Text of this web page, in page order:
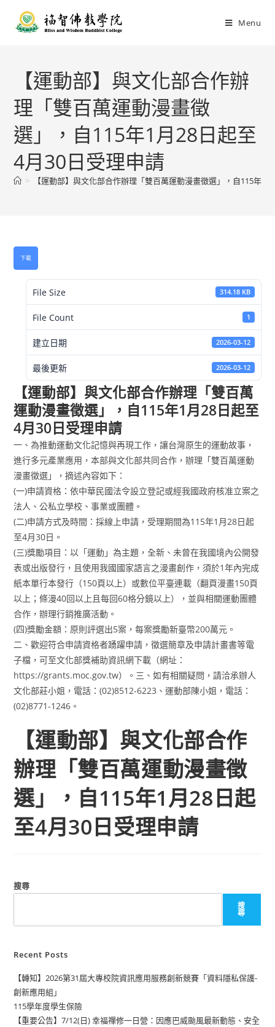
Menu
【運動部】與文化部合作辦
理「雙百萬運動漫畫徵
選」，自115年1月28日起至
4月30日受理申請
> 【運動部】與文化部合作辦理「雙百萬運動漫畫徵選」，自115年1
下載
File Size 314.18 KB
File Count 1
建立日期 2026-03-12
最後更新 2026-03-12
【運動部】與文化部合作辦理「雙百萬
運動漫畫徵選」，自115年1月28日起至
4月30日受理申請
一、為推動運動文化記憶與再現工作，讓台灣原生的運動故事，
進行多元產業應用，本部與文化部共同合作，辦理「雙百萬運動
漫畫徵選」，摘述內容如下：
(一)申請資格：依中華民國法令設立登記或經我國政府核准立案之
法人、公私立學校、事業或團體。
(二)申請方式及時間：採線上申請，受理期間為115年1月28日起
至4月30日。
(三)獎勵項目：以「運動」為主題，全新、未曾在我國境內公開發
表或出版發行，且使用我國國家語言之漫畫創作，須於1年內完成
紙本單行本發行（150頁以上）或數位平臺連載（翻頁漫畫150頁
以上；條漫40回以上且每回60格分鏡以上），並與相關運動團體
合作，辦理行銷推廣活動。
(四)獎勵金額：原則評選出5案，每案獎勵新臺幣200萬元。
二、歡迎符合申請資格者踴躍申請，徵選簡章及申請計畫書等電
子檔，可至文化部獎補助資訊網下載（網址：
https://grants.moc.gov.tw）。三、如有相關疑問，請洽承辦人
文化部莊小姐，電話：(02)8512-6223、運動部陳小姐，電話：
(02)8771-1246。
【運動部】與文化部合作
辦理「雙百萬運動漫畫徵
選」，自115年1月28日起
至4月30日受理申請
搜尋
搜
尋
Recent Posts
【轉知】2026第31屆大專校院資訊應用服務創新競賽「資料隱私保護-
創新應用組」
115學年度學生保險
【重要公告】7/12(日) 幸福禪修一日營：因應巴威颱風最新動態、安全